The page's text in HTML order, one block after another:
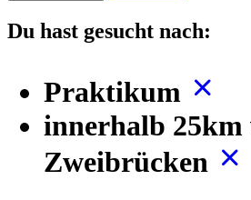
Du hast gesucht nach:
Praktikum
innerhalb 25km
Zweibrücken